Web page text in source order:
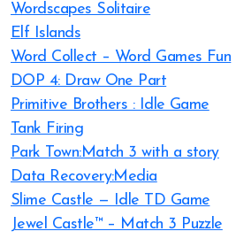
Wordscapes Solitaire
Elf Islands
Word Collect – Word Games Fun
DOP 4: Draw One Part
Primitive Brothers : Idle Game
Tank Firing
Park Town:Match 3 with a story
Data Recovery:Media
Slime Castle — Idle TD Game
Jewel Castle™ – Match 3 Puzzle